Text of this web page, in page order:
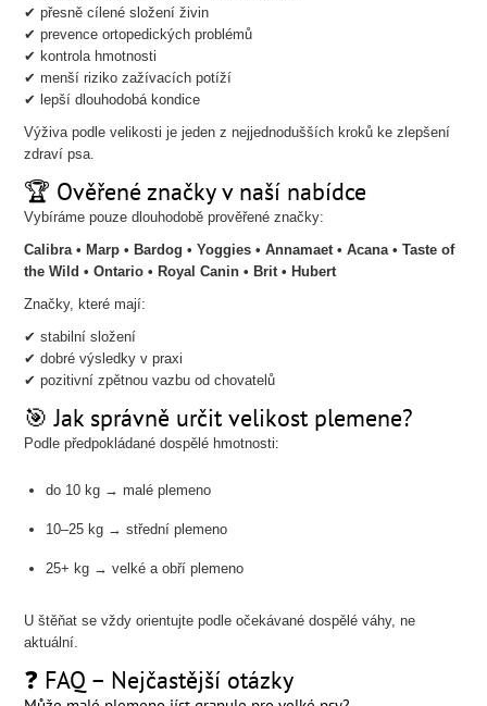
✔ přesně cílené složení živin
✔ prevence ortopedických problémů
✔ kontrola hmotnosti
✔ menší riziko zažívacích potíží
✔ lepší dlouhodobá kondice
Výživa podle velikosti je jeden z nejjednodušších kroků ke zlepšení
zdraví psa.
🏆 Ověřené značky v naší nabídce
Vybíráme pouze dlouhodobě prověřené značky:
Calibra • Marp • Bardog • Yoggies • Annamaet • Acana • Taste of
the Wild • Ontario • Royal Canin • Brit • Hubert
Značky, které mají:
✔ stabilní složení
✔ dobré výsledky v praxi
✔ pozitivní zpětnou vazbu od chovatelů
🎯 Jak správně určit velikost plemene?
Podle předpokládané dospělé hmotnosti:
do 10 kg → malé plemeno
10–25 kg → střední plemeno
25+ kg → velké a obří plemeno
U štěňat se vždy orientujte podle očekávané dospělé váhy, ne
aktuální.
❓ FAQ – Nejčastější otázky